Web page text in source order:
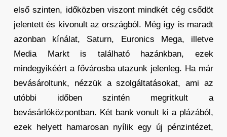
első szinten, időközben viszont mindkét cég csődöt
jelentett és kivonult az országból. Még így is maradt
azonban kínálat, Saturn, Euronics Mega, illetve
Media Markt is található hazánkban, ezek
mindegyikéért a fővárosba utazunk jelenleg. Ha már
bevásároltunk, nézzük a szolgáltatásokat, ami az
utóbbi időben szintén megritkult a
bevásárlóközpontban. Két bank vonult ki a plázából,
ezek helyett hamarosan nyílik egy új pénzintézet,